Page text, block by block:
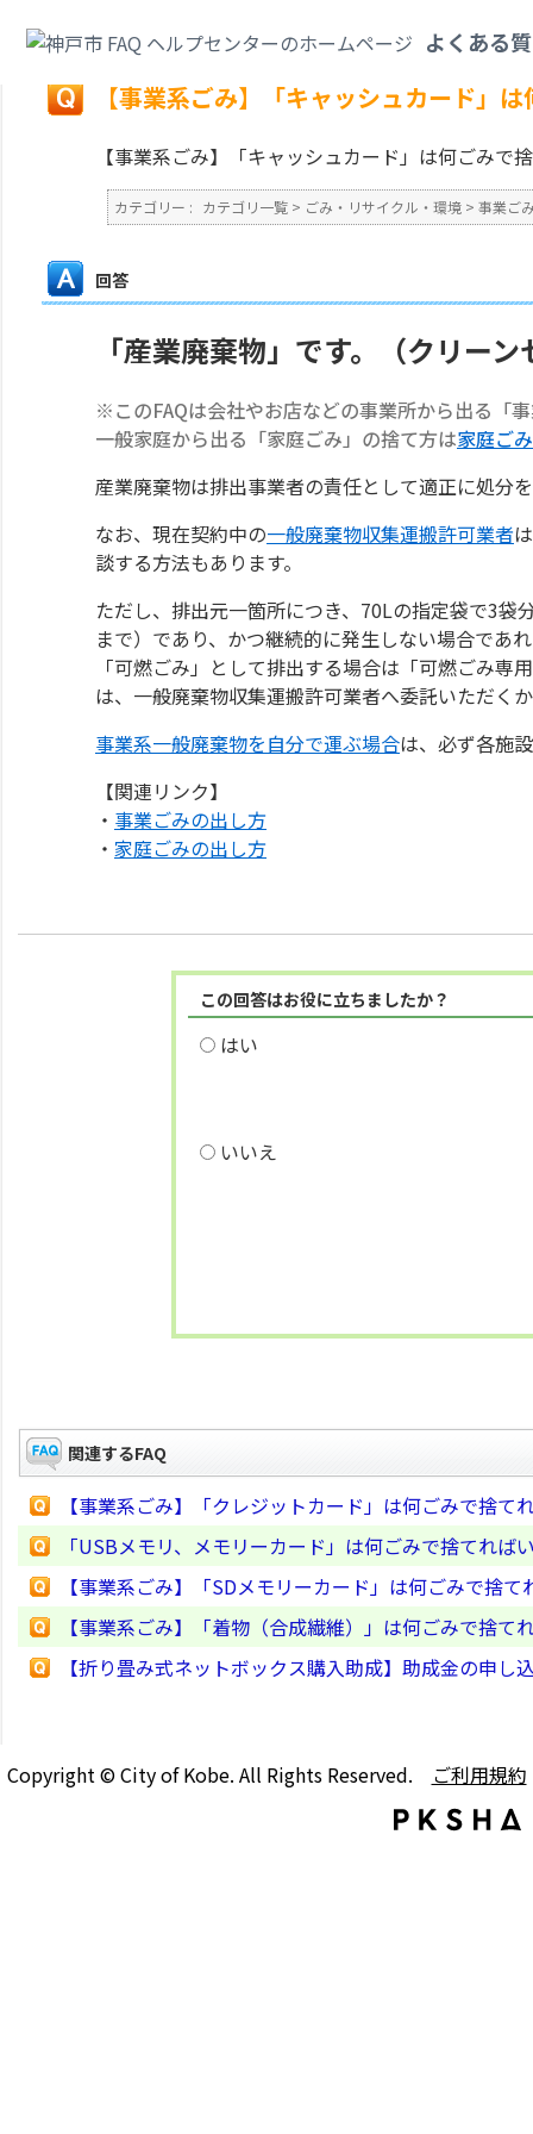
よくある
戻る
【事業系ごみ】「キャッシュカード」
【事業系ごみ】「キャッシュカード」は何ごみで
カテゴリー : カテゴリ一覧 > ごみ・リサイクル・環境 > 事業ご
回答
「産業廃棄物」です。（クリー
※このFAQは会社やお店などの事業所から出る「
一般家庭から出る「家庭ごみ」の捨て方は家庭ご
産業廃棄物は排出事業者の責任として適正に処分
なお、現在契約中の一般廃棄物収集運搬許可業者
談する方法もあります。
ただし、排出元一箇所につき、70Lの指定袋で3
まで）であり、かつ継続的に発生しない場合であ
「可燃ごみ」として排出する場合は「可燃ごみ
は、一般廃棄物収集運搬許可業者へ委託いただく
事業系一般廃棄物を自分で運ぶ場合は、必ず各施
【関連リンク】
・ 事業ごみの出し方
・ 家庭ごみの出し方
この回答はお役に立ちましたか？
はい
いいえ
関連するFAQ
【事業系ごみ】「クレジットカード」は何ごみで捨て
「USBメモリ、メモリーカード」は何ごみで捨てれば
【事業系ごみ】「SDメモリーカード」は何ごみで捨
【事業系ごみ】「着物（合成繊維）」は何ごみで捨て
【折り畳み式ネットボックス購入助成】助成金の申し
Copyright © City of Kobe. All Rights Reserved. ご利用規約